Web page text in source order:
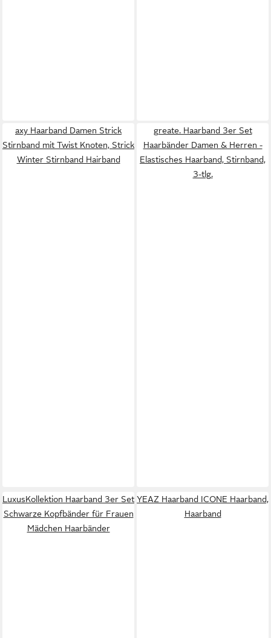
axy Haarband Damen Strick
Stirnband mit Twist Knoten, Strick
Winter Stirnband Hairband
greate. Haarband 3er Set
Haarbänder Damen & Herren -
Elastisches Haarband, Stirnband,
3-tlg.
LuxusKollektion Haarband 3er Set
Schwarze Kopfbänder für Frauen
Mädchen Haarbänder
YEAZ Haarband ICONE Haarband,
Haarband